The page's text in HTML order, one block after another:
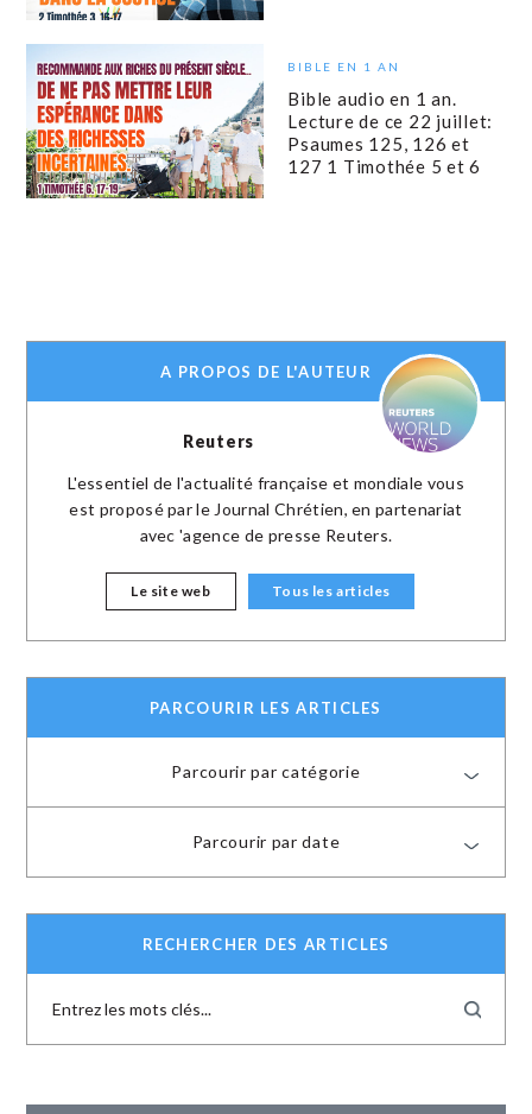
BIBLE EN 1 AN
Bible audio en 1 an.
Lecture de ce 22 juillet:
Psaumes 125, 126 et
127 1 Timothée 5 et 6
A PROPOS DE L'AUTEUR
Reuters
L'essentiel de l'actualité française et mondiale vous
est proposé par le Journal Chrétien, en partenariat
avec 'agence de presse Reuters.
Le site web Tous les articles
PARCOURIR LES ARTICLES
Parcourir par catégorie
Parcourir par date
RECHERCHER DES ARTICLES